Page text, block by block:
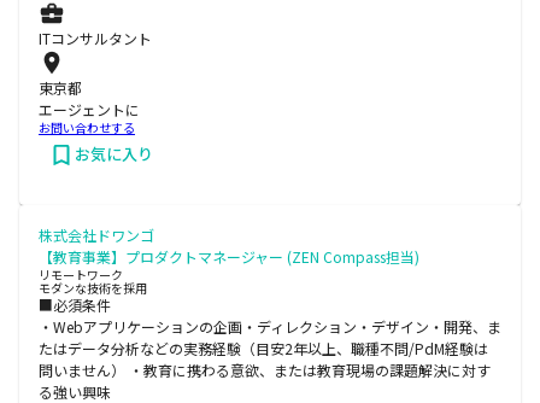
ITコンサルタント
東京都
エージェントに
お問い合わせする
お気に入り
株式会社ドワンゴ
【教育事業】プロダクトマネージャー (ZEN Compass担当)
リモートワーク
モダンな技術を採用
■必須条件
・Webアプリケーションの企画・ディレクション・デザイン・開発、ま
たはデータ分析などの実務経験（目安2年以上、職種不問/PdM経験は
問いません） ・教育に携わる意欲、または教育現場の課題解決に対す
る強い興味